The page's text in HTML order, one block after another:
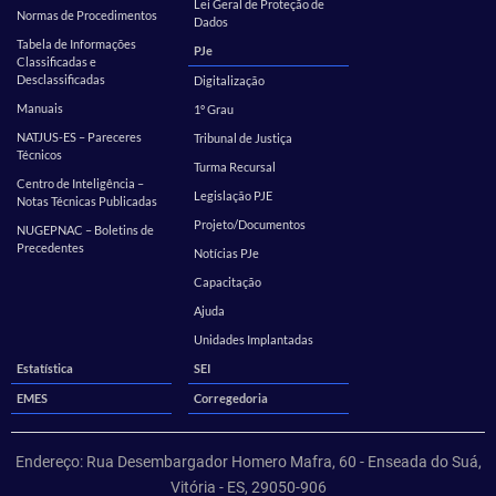
Normas de Procedimentos
Tabela de Informações
Classificadas e
Desclassificadas
Manuais
NATJUS-ES – Pareceres
Técnicos
Centro de Inteligência –
Notas Técnicas Publicadas
NUGEPNAC – Boletins de
Precedentes
Lei Geral de Proteção de
Dados
PJe
Digitalização
1º Grau
Tribunal de Justiça
Turma Recursal
Legislação PJE
Projeto/Documentos
Notícias PJe
Capacitação
Ajuda
Unidades Implantadas
Estatística
SEI
EMES Corregedoria
Endereço: Rua Desembargador Homero Mafra, 60 - Enseada do Suá,
Vitória - ES, 29050-906